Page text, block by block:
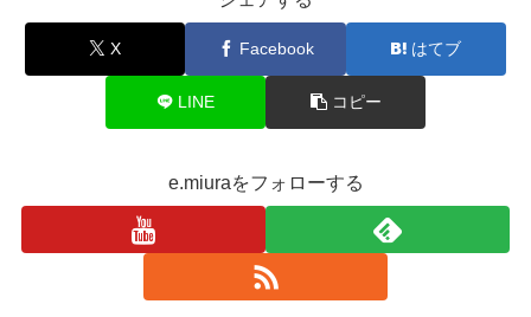
X Facebook はてブ
LINE コピー
e.miuraをフォローする